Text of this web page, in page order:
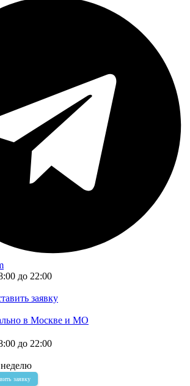
до 22:00
заявку
в Москве и МО
до 22:00
заявку